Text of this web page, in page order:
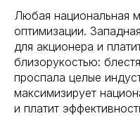
Любая национальная
оптимизации.
для акционера и
близорукостью:
проспала целые
максимизирует
и платит